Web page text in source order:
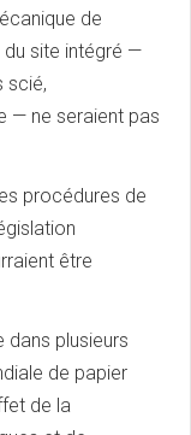
de
du site intégré —
scié,
— ne seraient pas
procédures de
être
dans plusieurs
de papier
de la